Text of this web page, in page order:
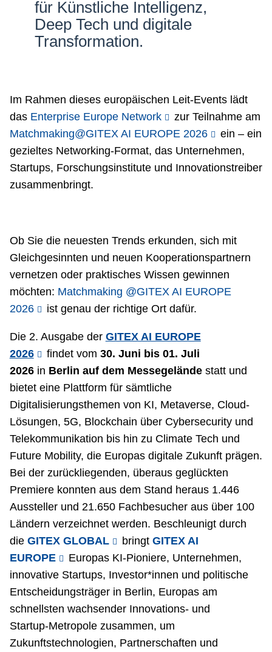
für Künstliche Intelligenz,
Deep Tech und digitale
Transformation.
Im Rahmen dieses europäischen Leit-Events lädt
das Enterprise Europe Network
zur Teilnahme am
Matchmaking@GITEX AI EUROPE 2026
ein – ein
gezieltes Networking-Format, das Unternehmen,
Startups, Forschungsinstitute und Innovationstreiber
zusammenbringt.
Ob Sie die neuesten Trends erkunden, sich mit
Gleichgesinnten und neuen Kooperationspartnern
vernetzen oder praktisches Wissen gewinnen
möchten: Matchmaking @GITEX AI EUROPE
2026
ist genau der richtige Ort dafür.
Die 2. Ausgabe der GITEX AI EUROPE
2026
findet vom 30. Juni bis 01. Juli
2026in Berlin auf dem Messegeländestatt und
bietet eine Plattform für sämtliche
Digitalisierungsthemen von KI, Metaverse, Cloud-
Lösungen, 5G, Blockchain über Cybersecurity und
Telekommunikation bis hin zu Climate Tech und
Future Mobility, die Europas digitale Zukunft prägen.
Bei der zurückliegenden, überaus geglückten
Premiere konnten aus dem Stand heraus 1.446
Aussteller und 21.650 Fachbesucher aus über 100
Ländern verzeichnet werden. Beschleunigt durch
die GITEX GLOBAL bringt GITEX AI
EUROPE
Europas KI‑Pioniere, Unternehmen,
innovative Startups, Investor*innen und politische
Entscheidungsträger in Berlin, Europas am
schnellsten wachsender Innovations- und
Startup‑Metropole zusammen, um
Zukunftstechnologien, Partnerschaften und